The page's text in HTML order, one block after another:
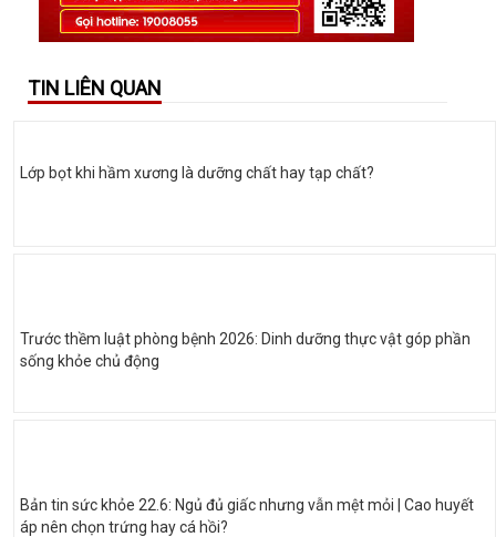
TIN LIÊN QUAN
Lớp bọt khi hầm xương là dưỡng chất hay tạp chất?
Trước thềm luật phòng bệnh 2026: Dinh dưỡng thực vật góp phần
sống khỏe chủ động
Bản tin sức khỏe 22.6: Ngủ đủ giấc nhưng vẫn mệt mỏi | Cao huyết
áp nên chọn trứng hay cá hồi?